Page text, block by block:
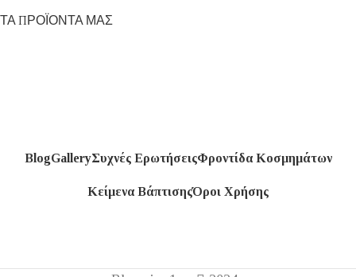
ΤΑ ΠΡΟΪΟΝΤΑ ΜΑΣ
BlogGalleryΣυχνές ΕρωτήσειςΦροντίδα Κοσμημάτων
Κείμενα ΒάπτισηςΌροι Χρήσης